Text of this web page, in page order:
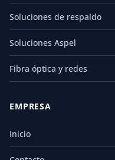
Soluciones de respaldo
Soluciones Aspel
Fibra óptica y redes
EMPRESA
Inicio